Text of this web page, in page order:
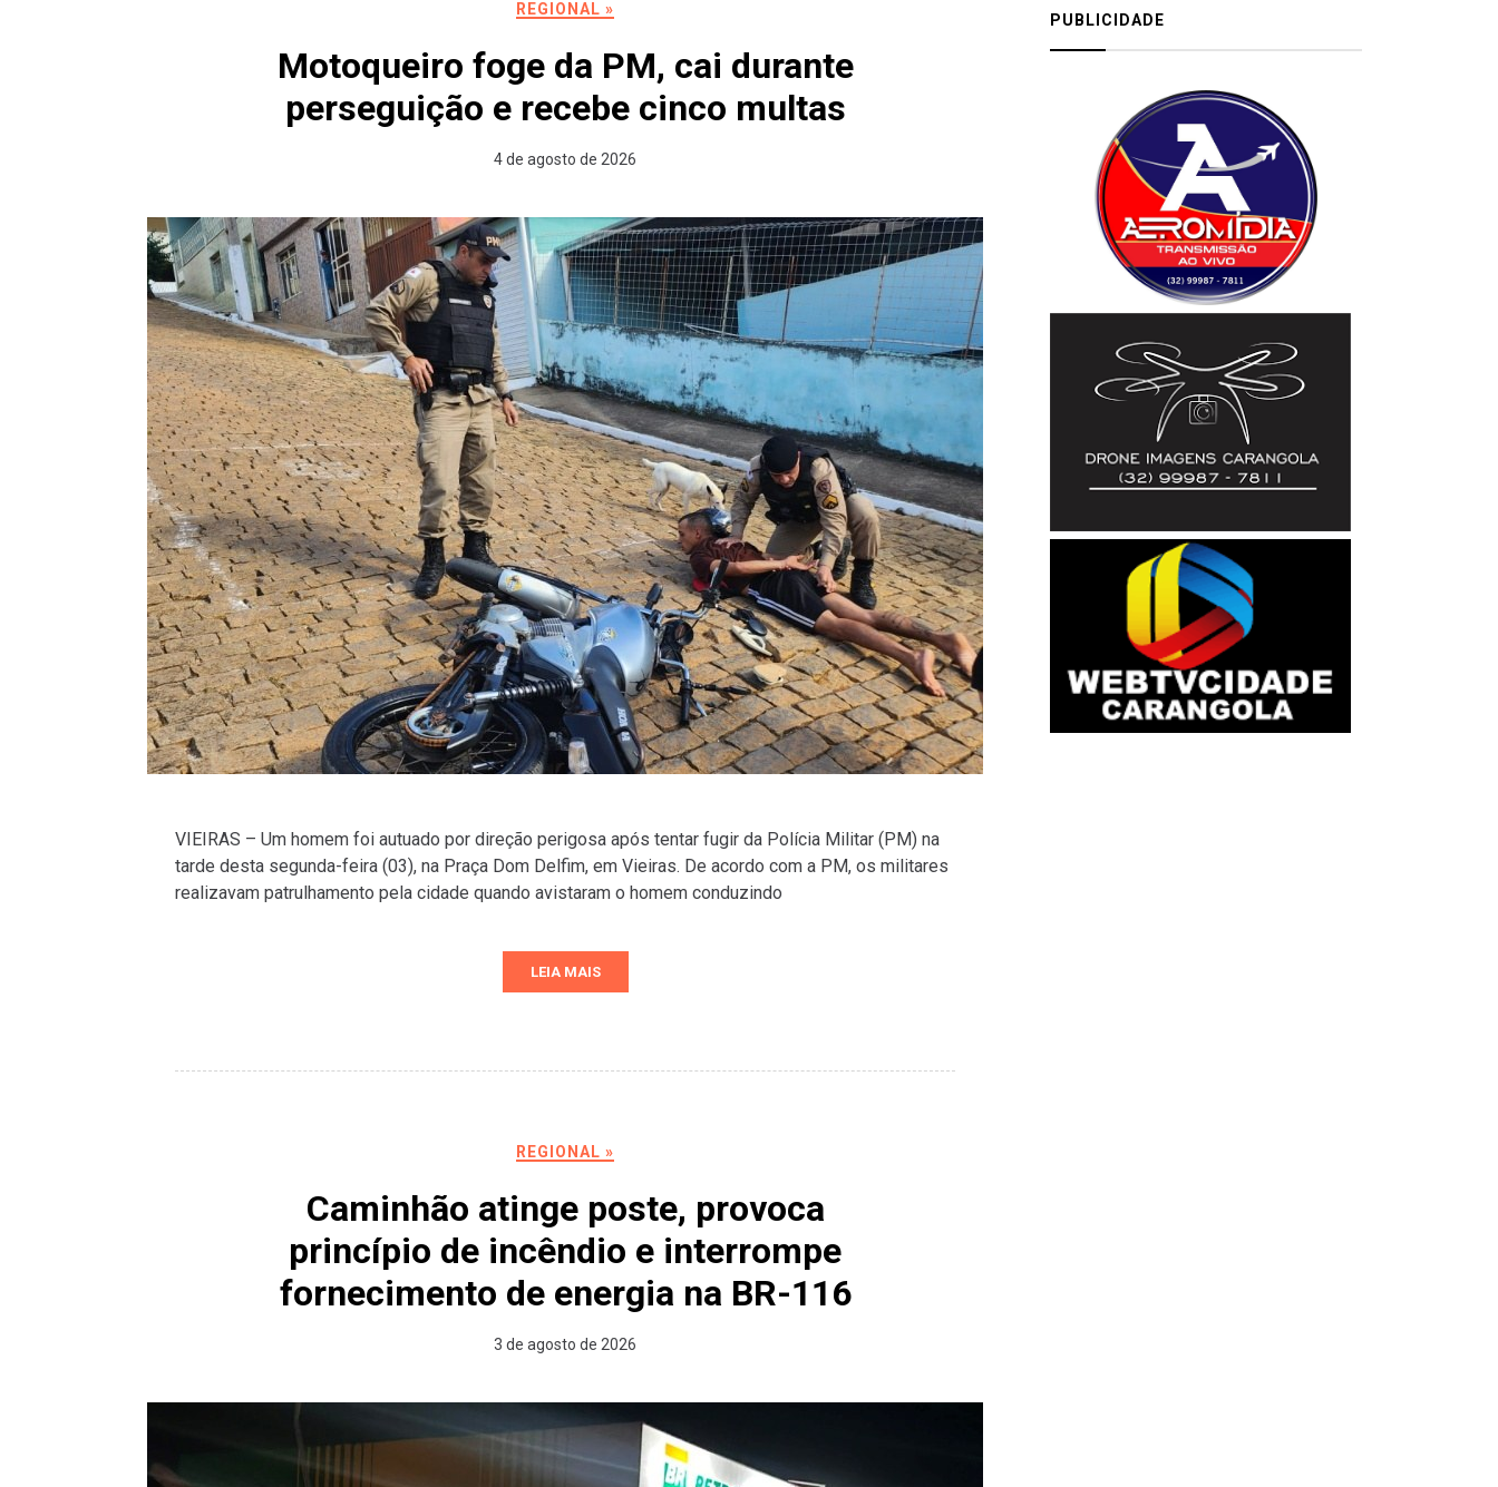
REGIONAL »
Motoqueiro foge da PM, cai durante
perseguição e recebe cinco multas
4 de agosto de 2026
VIEIRAS – Um homem foi autuado por direção perigosa após tentar fugir da Polícia Militar (PM) na
tarde desta segunda-feira (03), na Praça Dom Delfim, em Vieiras. De acordo com a PM, os militares
realizavam patrulhamento pela cidade quando avistaram o homem conduzindo
LEIA MAIS
REGIONAL »
Caminhão atinge poste, provoca
princípio de incêndio e interrompe
fornecimento de energia na BR-116
3 de agosto de 2026
PUBLICIDADE